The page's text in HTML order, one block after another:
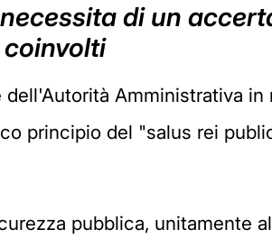
di un
Amministrativa
principio del "salus rei
pubblica, unitamente